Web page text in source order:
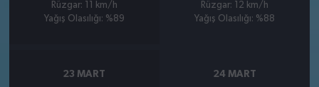
Rüzgar: 11 km/h
Yağış Olasılığı: %89
Rüzgar: 12 km/h
Yağış Olasılığı: %88
23 MART 24 MART